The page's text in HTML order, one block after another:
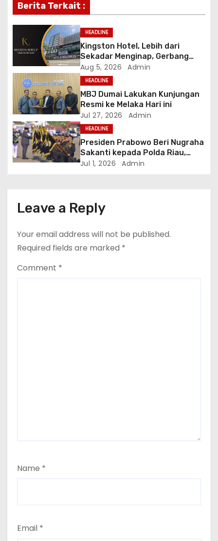
g
t
i
o
n
Berita Terkait :
HEADLINE
Kingston Hotel, Lebih dari
Sekadar Menginap, Gerbang
Anda Menuju yang Terbaik di
Melaka
Aug 5, 2026 Admin
HEADLINE
MBJ Dumai Lakukan Kunjungan
Resmi ke Melaka Hari ini
Jul 27, 2026 Admin
HEADLINE
Presiden Prabowo Beri Nugraha
Sakanti kepada Polda Riau,
Kapolda: Penghargaan Ini Milik
Jul 1, 2026 Admin
Leave a Reply
Your email address will not be published.
Required fields are marked *
Comment *
Name *
Email *